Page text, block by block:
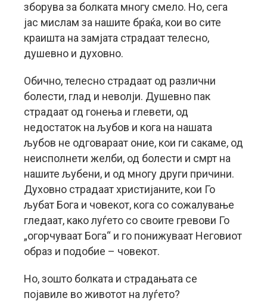
зборува за болката многу смело. Но, сега
јас мислам за нашите браќа, кои во сите
краишта на замјата страдаат телесно,
душевно и духовно.
Обично, телесно страдаат од различни
болести, глад и неволји. Душевно пак
страдаат од гонења и глевети, од
недостаток на љубов и кога на нашата
љубов не одговараат оние, кои ги сакаме, од
неисполнети желби, од болести и смрт на
нашите љубени, и од многу други причини.
Духовно страдаат христијаните, кои Го
љубат Бога и човекот, кога со сожалување
гледаат, како луѓето со своите гревови Го
„огорчуваат Бога“ и го понижуваат Неговиот
образ и подобие – човекот.
Но, зошто болката и страдањата се
појавиле во животот на луѓето?